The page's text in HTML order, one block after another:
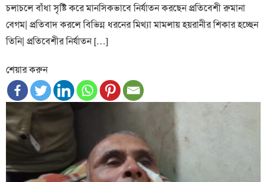
চলাচলে বাঁধা সৃষ্টি করে মানসিকভাবে নির্যাতন করছেন প্রতিবেশী রুমানা
বেগম| প্রতিবাদ করলে বিভিন্ন ধরনের মিথ্যা মামলায় হয়রানীর শিকার হচ্ছেন
তিনি| প্রতিবেশীর নির্যাতন […]
শেয়ার করুন